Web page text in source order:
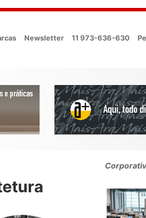
Newsletter 11 973-636-630